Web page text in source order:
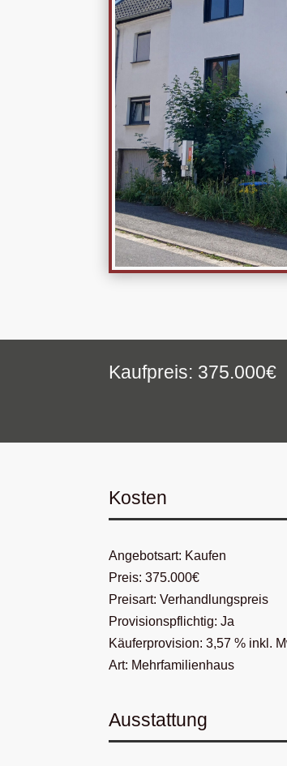
Kaufpreis: 375.000€
Kosten
Angebotsart: Kaufen
Preis: 375.000€
Preisart: Verhandlungspreis
Provisionspflichtig: Ja
Käuferprovision: 3,57 % inkl.
Art: Mehrfamilienhaus
Ausstattung